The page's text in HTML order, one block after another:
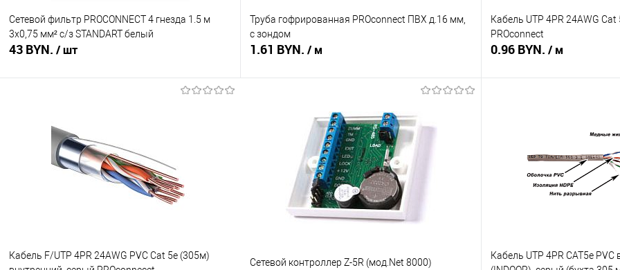
Сетевой фильтр PROCONNECT 4 гнезда 1.5 м
3х0,75 мм² с/з STANDART белый
43 BYN. / шт
Купить в 1 клик
В избранное
В наличии
Труба гофрированная PROconnect ПВХ д.16 мм,
с зондом
1.61 BYN. / м
Купить в 1 клик
Сравнение
В избранное
В наличии
Кабель UTP 4PR 24AWG
PROconnect
0.96 BYN. / м
В избранное
Кабель F/UTP 4PR 24AWG PVC Cat 5е (305м)
Сетевой контроллер Z-5R (мод.Net 8000)
Кабель UTP 4PR CAT5е PVC